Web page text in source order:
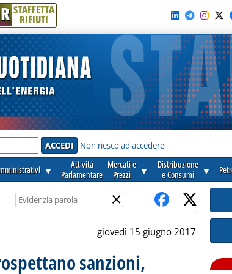
R STAFFETTA
RIFIUTI
Non riesco ad accedere
▼
Attività
Parlamentare
Mercati e
Prezzi
▼
Distribuzione
e Consumi
▼
×
giovedì 15 giugno 2017
sanzioni,